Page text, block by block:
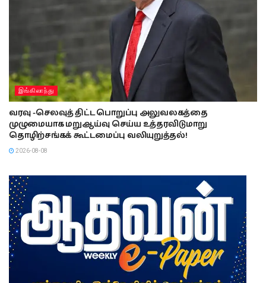
இங்கிலாந்து
வரவு -செலவுத் திட்ட பொறுப்பு அலுவலகத்தை
முழுமையாக மறுஆய்வு செய்ய உத்தரவிடுமாறு
தொழிற்சங்கக் கூட்டமைப்பு வலியுறுத்தல்!
2026-08-08